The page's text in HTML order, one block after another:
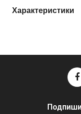
Характеристики